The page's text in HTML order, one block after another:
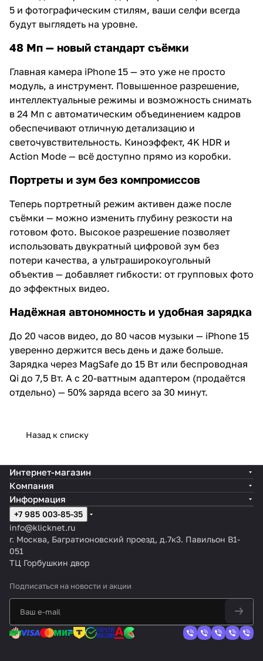
5 и фотографическим стилям, ваши селфи всегда
будут выглядеть на уровне.
48 Мп — новый стандарт съёмки
Главная камера iPhone 15 — это уже не просто
модуль, а инструмент. Повышенное разрешение,
интеллектуальные режимы и возможность снимать
в 24 Мп с автоматическим объединением кадров
обеспечивают отличную детализацию и
светочувствительность. Киноэффект, 4K HDR и
Action Mode — всё доступно прямо из коробки.
Портреты и зум без компромиссов
Теперь портретный режим активен даже после
съёмки — можно изменить глубину резкости на
готовом фото. Высокое разрешение позволяет
использовать двукратный цифровой зум без
потери качества, а ультраширокоугольный
объектив — добавляет гибкости: от групповых фото
до эффектных видео.
Надёжная автономность и удобная зарядка
До 20 часов видео, до 80 часов музыки — iPhone 15
уверенно держится весь день и даже больше.
Зарядка через MagSafe до 15 Вт или беспроводная
Qi до 7,5 Вт. А с 20-ваттным адаптером (продаётся
отдельно) — 50% заряда всего за 30 минут.
Назад к списку
Интернет-магазин
Компания
Информация
+7 985 003-85-35
info@klicknet.ru
г. Москва, Багратионовский проезд, д.7к3. Павильон B1-
051
ТЦ Горбушкин двор
Подписаться на новости и акции